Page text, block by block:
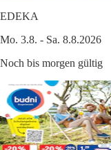
EDEKA
Mo. 3.8. - Sa. 8.8.2026
Noch bis morgen gültig